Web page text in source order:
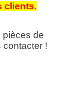
clients.
pièces de
contacter !